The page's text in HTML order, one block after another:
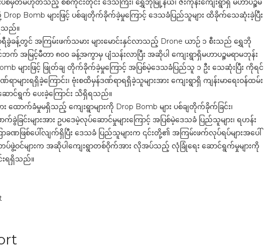
မှတ်မဟုတ်သည့် စစ်ကိုင်းတိုင်း ဒေသကြီး၊ ရွှေဘိုမြို့နယ်၊ ဇီးကုန်းကျေးရွာရှိ မဟာပဉ္စမ
Bomb များဖြင့် ပစ်ချတိုက်ခိုက်ခဲ့မှုကြောင့် ဒေသခံပြည်သူများ ထိခိုက်သေဆုံးခဲ့ပြီး
သည်။
ာရီခွဲခန့်တွင် အကြမ်းဖက်သမား များမောင်းနှင်လာသည့် Drone ယာဉ် ၁ စီးသည် ရွှေဘို
အမြင့်မီတာ ၈၀၀ ခန့်အကွာမှ ပျံသန်းလာပြီး အဆိုပါ ကျေးရွာရှိမဟာပဉ္စမရာမဘုန်း
များဖြင့် ဖြုတ်ချ တိုက်ခိုက်ခဲ့မှုကြောင့် အပြစ်မဲ့ဒေသခံပြည်သူ ၁ ဦး သေဆုံးပြီး ကိုရင်
ာများရရှိခဲ့ကြောင်း၊ ဗုံးစထိမှန်ဒဏ်ရာရရှိခဲ့သူများအား ကျေးရွာရှိ ကျန်းမာရေးဝန်ထမ်း
ာင်ရွက် ပေးခဲ့ကြောင်း သိရှိရသည်။
ထောက်ခံမှုမရှိသည့် ကျေးရွာများကို Drop Bomb များ ပစ်ချတိုက်ခိုက်ခြင်း၊
ာက်ခွဲခြင်းများအား ဥပဒေမဲ့လုပ်ဆောင်မှုများကြောင့် အပြစ်မဲ့ဒေသခံ ပြည်သူများ၊ ရဟန်း
ာခဏဖြစ်ပေါ်လျက်ရှိပြီး ဒေသခံ ပြည်သူများက ၎င်းတို့၏ အကြမ်းဖက်လုပ်ရပ်များအပေါ်
ဖွဲ့ဝင်များက အဆိုပါကျေးရွာတစ်ဝိုက်အား လိုအပ်သည့် လုံခြုံရေး ဆောင်ရွက်မှုများကို
းရရှိသည်။